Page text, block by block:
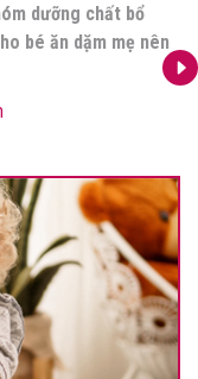
dưỡng chất bổ
bé ăn dặm mẹ nên